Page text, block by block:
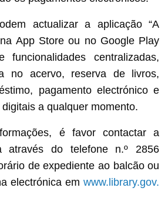
actualizar a aplicação “A
App Store ou no Google Play
funcionalidades centralizadas,
no acervo, reserva de livros,
pagamento electrónico e
a qualquer momento.
é favor contactar a
através do telefone n.º 2856
de expediente ao balcão ou
electrónica emwww.library.gov.